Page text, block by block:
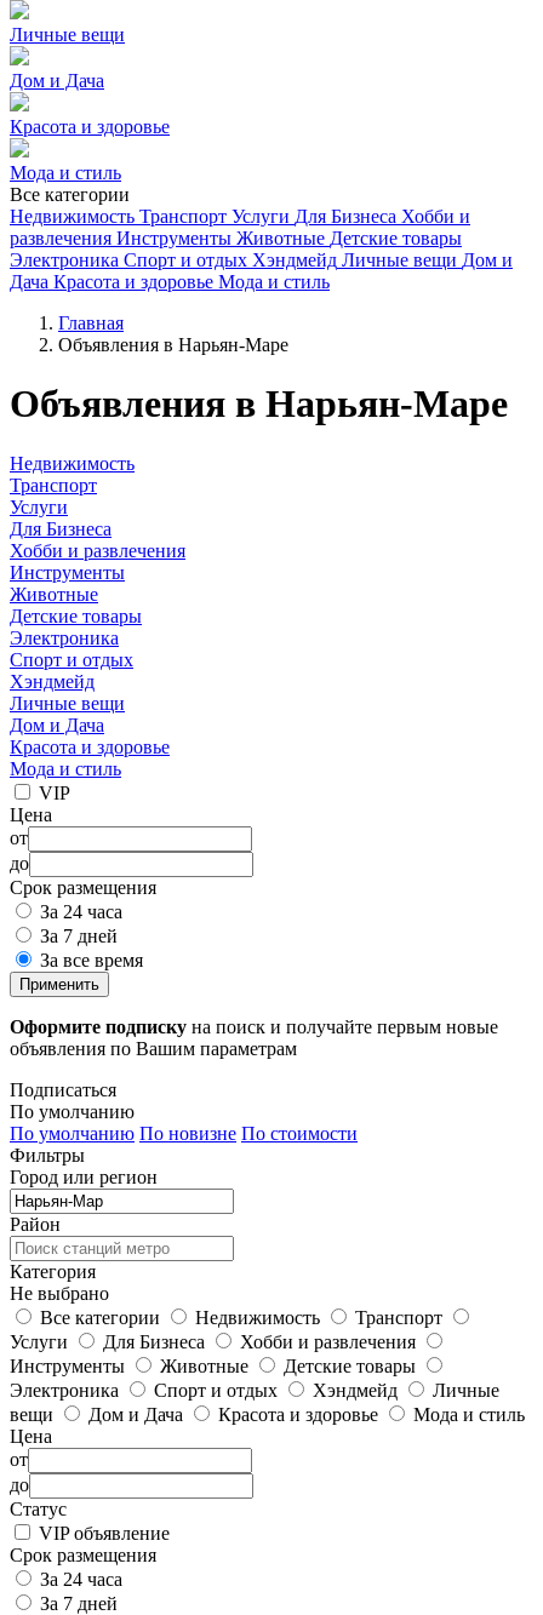
Личные вещи
Дом и Дача
Красота и здоровье
Мода и стиль
Все категории
Недвижимость Транспорт Услуги Для Бизнеса Хобби и
развлечения Инструменты Животные Детские товары
Электроника Спорт и отдых Хэндмейд Личные вещи Дом и
Дача Красота и здоровье Мода и стиль
Главная
Объявления в Нарьян-Маре
Объявления в Нарьян-Маре
Недвижимость
Транспорт
Услуги
Для Бизнеса
Хобби и развлечения
Инструменты
Животные
Детские товары
Электроника
Спорт и отдых
Хэндмейд
Личные вещи
Дом и Дача
Красота и здоровье
Мода и стиль
VIP
Цена
от
до
Срок размещения
За 24 часа
За 7 дней
За все время
Применить
Оформите подписку на поиск и получайте первым новые
объявления по Вашим параметрам
Подписаться
По умолчанию
По умолчанию По новизне По стоимости
Фильтры
Город или регион
Район
Категория
Не выбрано
Все категории
Недвижимость
Транспорт
Услуги
Для Бизнеса
Хобби и развлечения
Инструменты
Животные
Детские товары
Электроника
Спорт и отдых Хэндмейд
Личные
вещи
Дом и Дача Красота и здоровье
Мода и стиль
Цена
от
до
Статус
VIP объявление
Срок размещения
За 24 часа
За 7 дней